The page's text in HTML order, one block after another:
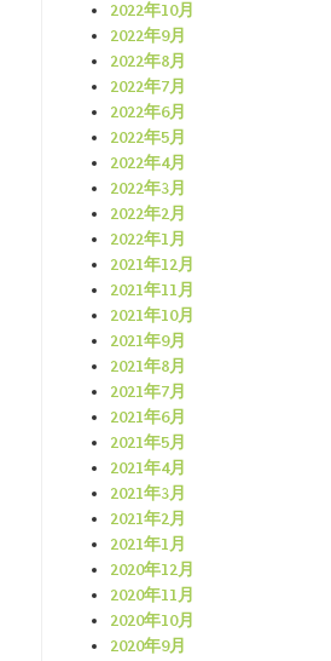
2022年10月
2022年9月
2022年8月
2022年7月
2022年6月
2022年5月
2022年4月
2022年3月
2022年2月
2022年1月
2021年12月
2021年11月
2021年10月
2021年9月
2021年8月
2021年7月
2021年6月
2021年5月
2021年4月
2021年3月
2021年2月
2021年1月
2020年12月
2020年11月
2020年10月
2020年9月